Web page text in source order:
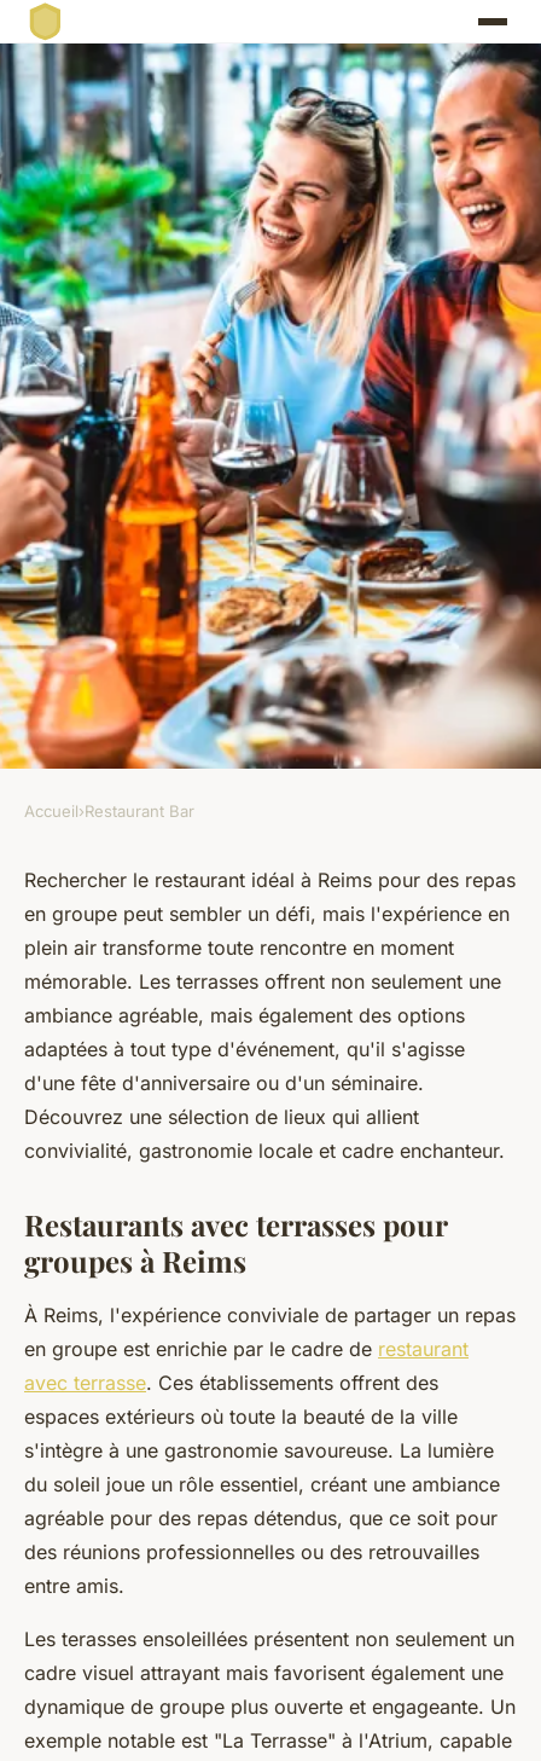
Restaurant idéal avec terrasse
pour groupes à Reims
ermenegilde• 16 avril 2025•5 min de lecture
Accueil›Restaurant Bar
Rechercher le restaurant idéal à Reims pour des repas
en groupe peut sembler un défi, mais l'expérience en
plein air transforme toute rencontre en moment
mémorable. Les terrasses offrent non seulement une
ambiance agréable, mais également des options
adaptées à tout type d'événement, qu'il s'agisse
d'une fête d'anniversaire ou d'un séminaire.
Découvrez une sélection de lieux qui allient
convivialité, gastronomie locale et cadre enchanteur.
Restaurants avec terrasses pour
groupes à Reims
À Reims, l'expérience conviviale de partager un repas
en groupe est enrichie par le cadre de restaurant
avec terrasse. Ces établissements offrent des
espaces extérieurs où toute la beauté de la ville
s'intègre à une gastronomie savoureuse. La lumière
du soleil joue un rôle essentiel, créant une ambiance
agréable pour des repas détendus, que ce soit pour
des réunions professionnelles ou des retrouvailles
entre amis.
Les terasses ensoleillées présentent non seulement un
cadre visuel attrayant mais favorisent également une
dynamique de groupe plus ouverte et engageante. Un
exemple notable est "La Terrasse" à l'Atrium, capable